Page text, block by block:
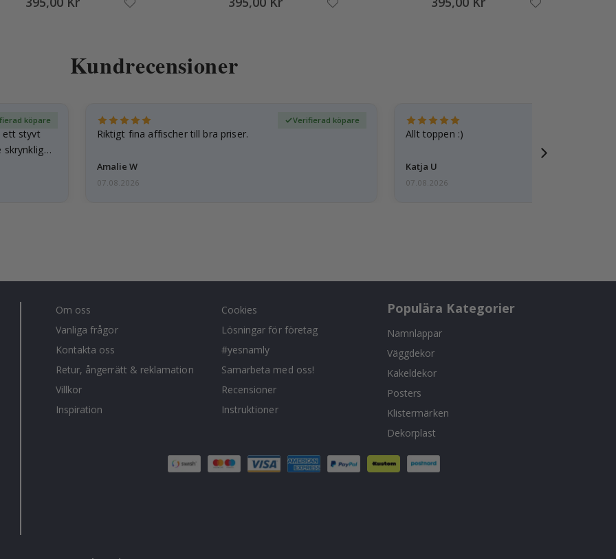
Kundrecensioner
ett styvt
köpare
Riktigt fina affischer till bra priser.
Amalie W
Verifierad köpare
07.08.2026
Allt toppen :)
Katja U
07.08.2026
Om oss
Vanliga frågor
Kontakta oss
Retur, ångerrätt & reklamation
Villkor
Inspiration
Cookies
Lösningar för företag
#yesnamly
Samarbeta med oss!
Recensioner
Instruktioner
Populära Kategorier
Namnlappar
Väggdekor
Kakeldekor
Posters
Klistermärken
Dekorplast